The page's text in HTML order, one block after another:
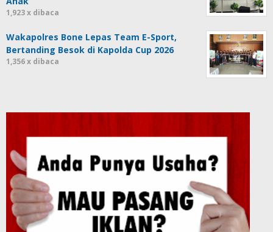
1,923 x dibaca
Wakapolres Bone Lepas Team E-Sport,
Bertanding Besok di Kapolda Cup 2026
1,356 x dibaca